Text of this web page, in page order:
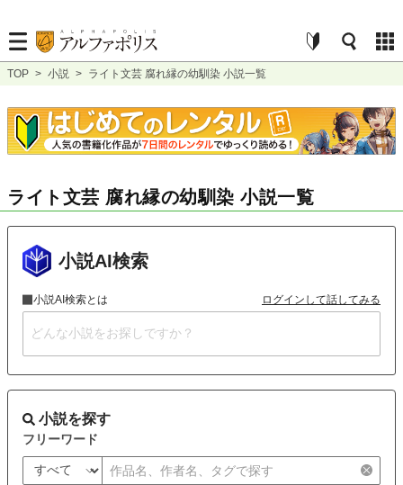
TOP > 小説 > ライト文芸 腐れ縁の幼馴染 小説一覧
ライト文芸 腐れ縁の幼馴染 小説一覧
小説AI検索
小説AI検索とは ログインして話してみる
小説を探す
フリーワード